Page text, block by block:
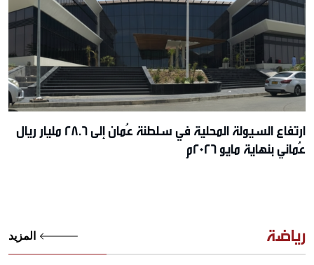
ارتفاع السيولة المحلية في سلطنة عُمان إلى 28.6 مليار ريال
عُماني بنهاية مايو 2026م
رياضة المزيد